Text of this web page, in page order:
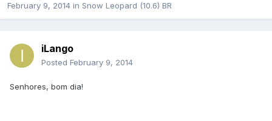
February 9, 2014 in Snow Leopard (10.6) BR
iLango
Posted February 9, 2014
Senhores, bom dia!